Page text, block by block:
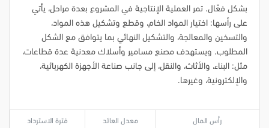
بشكل فعّال. تمر العملية الإنتاجية في المشروع بعدة مراحل، يأتي
على رأسها: اختيار المواد الخام، وقطع وتشكيل هذه المواد،
والتسخين والمعالجة، والتشكيل النهائي بما يتوافق مع الشكل
المطلوب. ويستهدف مصنع مسامير وأسلاك معدنية عدة قطاعات،
مثل: البناء، والأثاث، والنقل، إلى جانب صناعة الأجهزة الكهربائية،
والإلكترونية، وغيرها.
رأس المال معدل العائد فترة الاسترداد